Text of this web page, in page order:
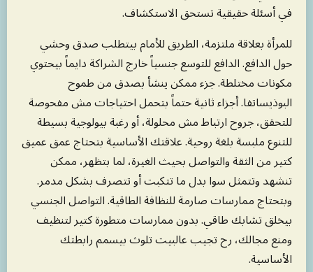
في أسئلة حقيقية تستحق الاستكشاف.
للمرأة بعلاقة ملتزمة، الطريق للأمام بيتطلب صدق وحشي
حول الدافع. الدافع للتوسع جنسياً خارج الشراكة دايماً بيحتوي
مكونات مختلطة. جزء ممكن ينشأ بصدق من طموح
البوذيساتفا. أجزاء ثانية حتماً بتحمل احتياجات مش مفحوصة
للتحقق، جروح ارتباط مش محلولة، أو رغبة بيولوجية بسيطة
للتنوع ملبسة بلغة روحية. علاقتك الأساسية بتحتاج عمق عميق
كتير من الثقة والتواصل بحيث الغيرة، لما بتظهر، ممكن
تنشهد وتتمثل سوا بدل ما تتكبت أو تتصرف بشكل مدمر.
وبتحتاج ممارسات صارمة للنظافة الطاقية. التواصل الجنسي
بيخلق تشابك طاقي. بدون ممارسات متطورة كتير لتنظيف
ومنع مجالك، رح تجيب عالبيت تلوث بيسمم رابطتك
الأساسية.